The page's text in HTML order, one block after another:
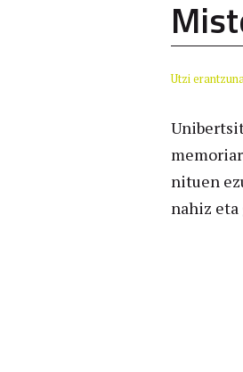
Utzi
nituen
nahiz